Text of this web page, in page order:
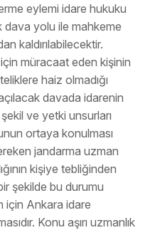
eylemi idare hukuku
dava yolu ile mahkeme
kaldırılabilecektir.
müracaat eden kişinin
haiz olmadığı
davada idarenin
ve yetki unsurları
ortaya konulması
jandarma uzman
kişiye tebliğinden
şekilde bu durumu
için Ankara idare
Konu aşırı uzmanlık